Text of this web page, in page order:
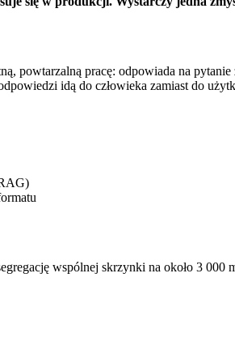
pracę: odpowiada na
idą do człowieka zamiast do
wspólnej skrzynki na około 3 000